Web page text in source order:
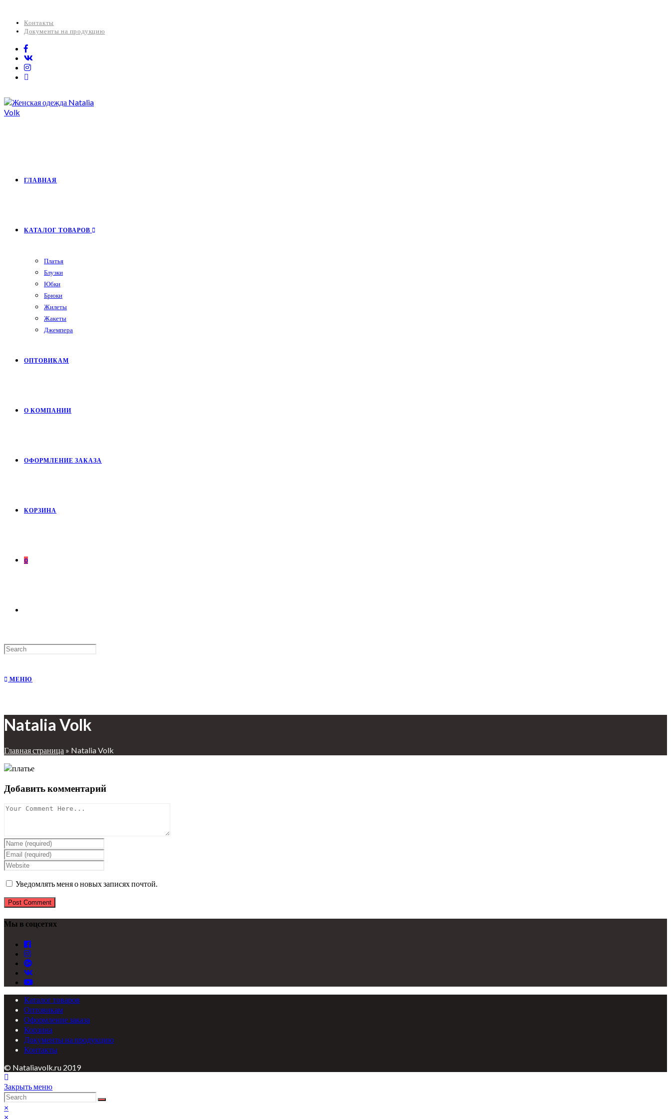
Контакты
Документы на продукцию
ГЛАВНАЯ
КАТАЛОГ ТОВАРОВ
Платья
Блузки
Юбки
Брюки
Жилеты
Жакеты
Джемпера
ОПТОВИКАМ
О КОМПАНИИ
ОФОРМЛЕНИЕ ЗАКАЗА
КОРЗИНА
0
МЕНЮ
Natalia Volk
Главная страница » Natalia Volk
Добавить комментарий
Уведомлять меня о новых записях почтой.
Мы в соцсетях
Каталог товаров
Оптовикам
Оформление заказа
Корзина
Документы на продукцию
Контакты
© Nataliavolk.ru 2019
Закрыть меню
×
×